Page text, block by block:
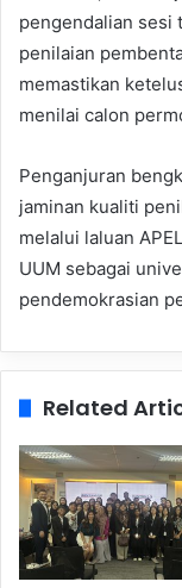
pengendalian sesi
penilaian
memastikan
menilai calon
Penganjuran
jaminan kualiti
melalui laluan
UUM sebagai
pendemokrasian
Related